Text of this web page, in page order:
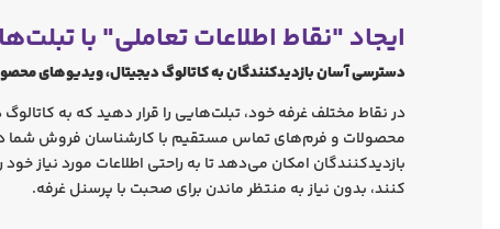
ایجاد "نقاط اطلاعات تعاملی" با تبلت‌ها
دسترسی آسان بازدیدکنندگان به کاتالوگ دیجیتال، ویدیوهای
در نقاط مختلف غرفه خود، تبلت‌هایی را قرار دهید که به
محصولات و فرم‌های تماس مستقیم با کارشناسان فروش شما
بازدیدکنندگان امکان می‌دهد تا به راحتی اطلاعات مورد نیاز خود
کنند، بدون نیاز به منتظر ماندن برای صحبت با پرسنل غرفه.